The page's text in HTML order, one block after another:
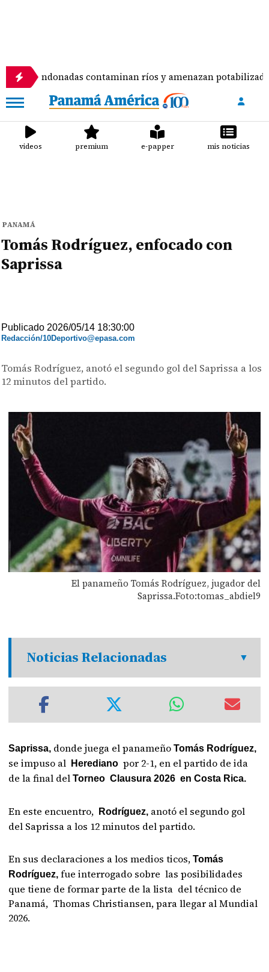
contaminan ríos y amenazan potabilizadora en La
videos premium e-papper mis noticias
PANAMÁ
Tomás Rodríguez, enfocado con
Saprissa
Publicado 2026/05/14 18:30:00
Redacción/10Deportivo@epasa.com
Tomás Rodríguez, anotó el segundo gol del Saprissa a los
12 minutos del partido.
El panameño Tomás Rodríguez, jugador del
Saprissa.Foto:tomas_abdiel9
Noticias Relacionadas
Saprissa, donde juega el panameñoTomás Rodríguez,
se impuso al Herediano por 2-1, en el partido de ida
de la final delTorneo Clausura 2026 en Costa Rica.
En este encuentro, Rodríguez, anotó el segundo gol
del Saprissa a los 12 minutos del partido.
En sus declaraciones a los medios ticos,Tomás
Rodríguez,fue interrogado sobre las posibilidades
que tiene de formar parte de la lista del técnico de
Panamá, Thomas Christiansen, para llegar al Mundial
2026.